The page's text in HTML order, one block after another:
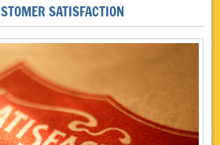
SATISFACTION